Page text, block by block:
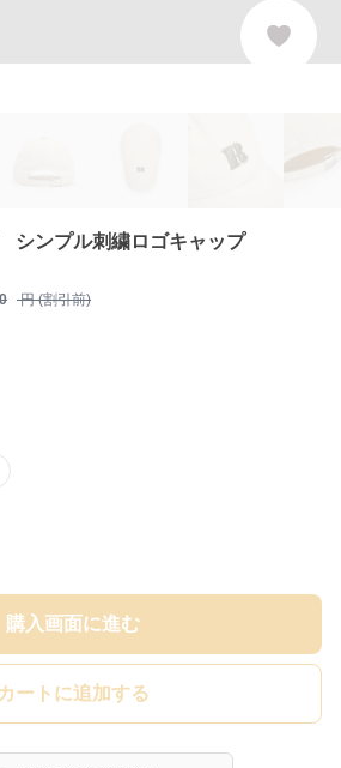
シンプル刺繍ロゴキャップ
円 (割引前)
購入画面に進む
カートに追加する